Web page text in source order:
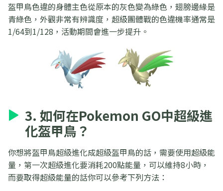
盔甲鳥色違的身體主色從原本的灰色變為綠色，翅膀邊緣是
青綠色，外觀非常有辨識度，超級團體戰的色違機率通常是
1/64到1/128，活動期間會進一步提升。
3. 如何在Pokemon GO中超級進
化盔甲鳥？
你想將盔甲鳥超級進化成超級盔甲鳥的話，需要使用超級能
量，第一次超級進化要消耗200點能量，可以維持8小時，
而要取得超級能量的話你可以參考下列方法：